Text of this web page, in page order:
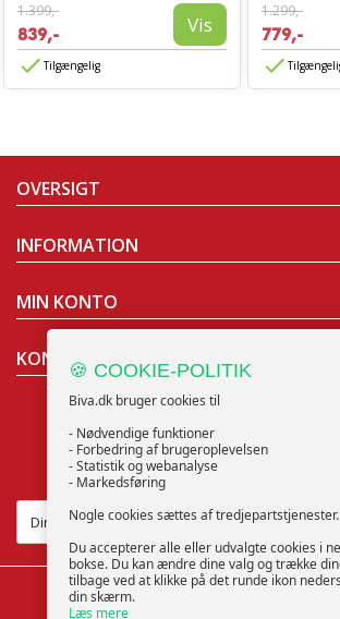
1.399,-
839,- Vis
Tilgængelig
1.299,-
779,-
OVERSIGT
INFORMATION
MIN KONTO
KONTAKT OS
NYHEDSBREV
🍪 COOKIE-POLITIK
Biva.dk bruger cookies til
- Nødvendige funktioner
- Forbedring af brugeroplevelsen
- Statistik og webanalyse
- Markedsføring
Nogle cookies sættes af tredjepartstjenester.
Du accepterer alle eller udvalgte cookies i
bokse. Du kan ændre dine valg og trække
tilbage ved at klikke på det runde ikon
din skærm.
Læs mere